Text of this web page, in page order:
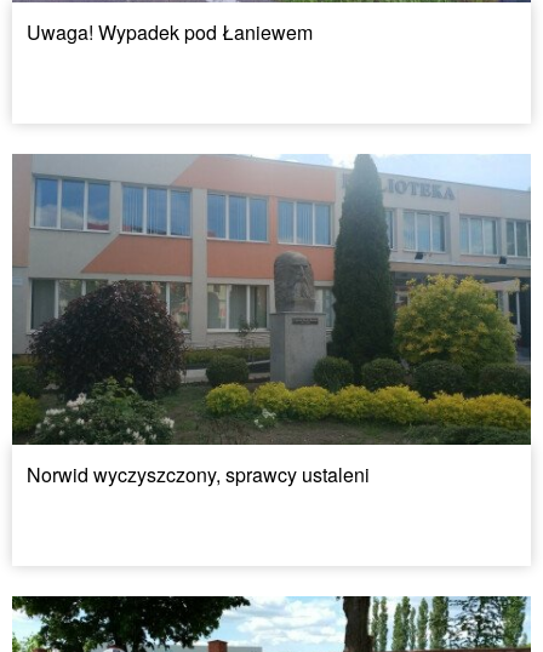
Uwaga! Wypadek pod Łaniewem
Norwid wyczyszczony, sprawcy ustaleni